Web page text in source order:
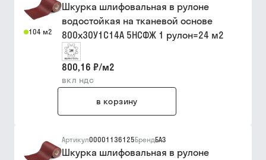
104 м2
Шкурка шлифовальная в рулоне
водостойкая на тканевой основе
800х30У1С14А 5НСФЖ 1 рулон=24 м2
800,16 ₽/м2
вкл ндс
в корзину
Артикул00001136125БрендБАЗ
Шкурка шлифовальная в рулоне